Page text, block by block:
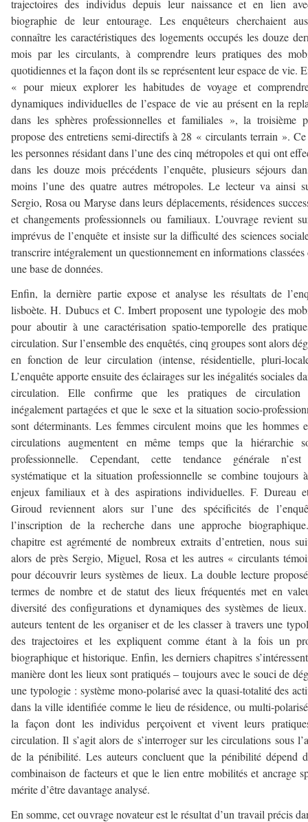
trajectoires des individus depuis leur naissance et en lien
biographie de leur entourage. Les enquêteurs cherchaient
connaître les caractéristiques des logements occupés les douze
mois par les circulants, à comprendre leurs pratiques des
quotidiennes et la façon dont ils se représentent leur espace de vie.
« pour mieux explorer les habitudes de voyage et
dynamiques individuelles de l’espace de vie au présent en la
dans les sphères professionnelles et familiales », la troisième
propose des entretiens semi-directifs à 28 « circulants terrain ».
les personnes résidant dans l’une des cinq métropoles et qui ont
dans les douze mois précédents l’enquête, plusieurs séjours
moins l’une des quatre autres métropoles. Le lecteur va ainsi
Sergio, Rosa ou Maryse dans leurs déplacements, résidences
et changements professionnels ou familiaux. L’ouvrage revient
imprévus de l’enquête et insiste sur la difficulté des sciences
transcrire intégralement un questionnement en informations classées
une base de données.
Enfin, la dernière partie expose et analyse les résultats de
lisboète. H. Dubucs et C. Imbert proposent une typologie des
pour aboutir à une caractérisation spatio-temporelle des
circulation. Sur l’ensemble des enquêtés, cinq groupes sont alors
en fonction de leur circulation (intense, résidentielle, pluri-
L’enquête apporte ensuite des éclairages sur les inégalités sociales
circulation. Elle confirme que les pratiques de circulation
inégalement partagées et que le sexe et la situation socio-
sont déterminants. Les femmes circulent moins que les hommes
circulations augmentent en même temps que la hiérarchie
professionnelle. Cependant, cette tendance générale
systématique et la situation professionnelle se combine toujours
enjeux familiaux et à des aspirations individuelles. F. Dureau
Giroud reviennent alors sur l’une des spécificités de
l’inscription de la recherche dans une approche
chapitre est agrémenté de nombreux extraits d’entretien, nous
alors de près Sergio, Miguel, Rosa et les autres « circulants
pour découvrir leurs systèmes de lieux. La double lecture
termes de nombre et de statut des lieux fréquentés met en
diversité des configurations et dynamiques des systèmes de
auteurs tentent de les organiser et de les classer à travers une
des trajectoires et les expliquent comme étant à la fois un
biographique et historique. Enfin, les derniers chapitres
manière dont les lieux sont pratiqués – toujours avec le souci de
une typologie : système mono-polarisé avec la quasi-totalité des
dans la ville identifiée comme le lieu de résidence, ou multi-
la façon dont les individus perçoivent et vivent leurs
circulation. Il s’agit alors de s’interroger sur les circulations sous
de la pénibilité. Les auteurs concluent que la pénibilité dépend
combinaison de facteurs et que le lien entre mobilités et ancrage
mérite d’être davantage analysé.
En somme, cet ouvrage novateur est le résultat d’un travail précis